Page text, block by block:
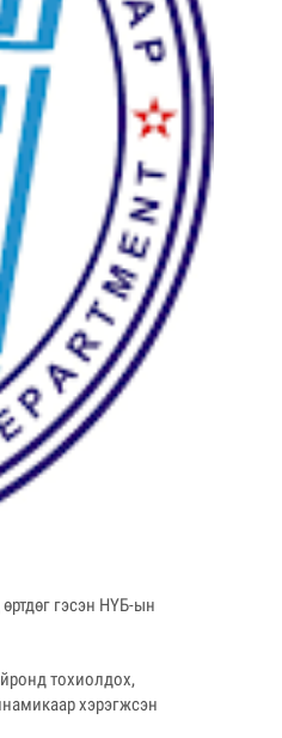
гэсэн НҮБ-ын
тохиолдох,
хэрэгжсэн